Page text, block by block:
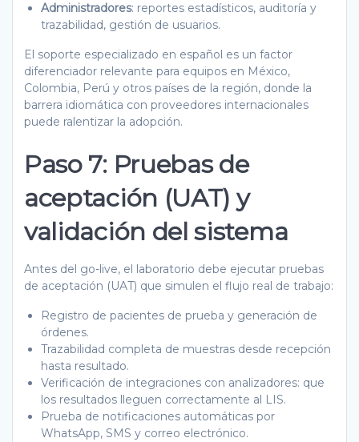
Administradores: reportes estadísticos, auditoría y
trazabilidad, gestión de usuarios.
El soporte especializado en español es un factor
diferenciador relevante para equipos en México,
Colombia, Perú y otros países de la región, donde la
barrera idiomática con proveedores internacionales
puede ralentizar la adopción.
Paso 7: Pruebas de
aceptación (UAT) y
validación del sistema
Antes del go-live, el laboratorio debe ejecutar pruebas
de aceptación (UAT) que simulen el flujo real de trabajo:
Registro de pacientes de prueba y generación de
órdenes.
Trazabilidad completa de muestras desde recepción
hasta resultado.
Verificación de integraciones con analizadores: que
los resultados lleguen correctamente al LIS.
Prueba de notificaciones automáticas por
WhatsApp, SMS y correo electrónico.